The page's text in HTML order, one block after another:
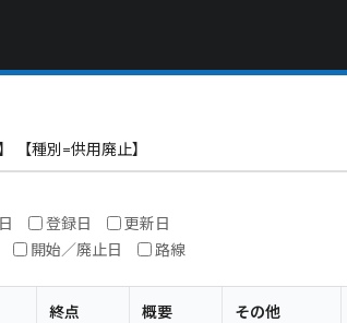
【種別=供用廃止】
登録日 更新日
開始／廃止日 路線
終点 概要 その他